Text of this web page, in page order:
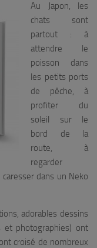
Au Japon, les
chats sont
partout : à
attendre le
poisson dans
les petits ports
de pêche, à
profiter du
soleil sur le
bord de la
route, à
regarder
dans un Neko
adorables dessins
photographies) ont
croisé de nombreux